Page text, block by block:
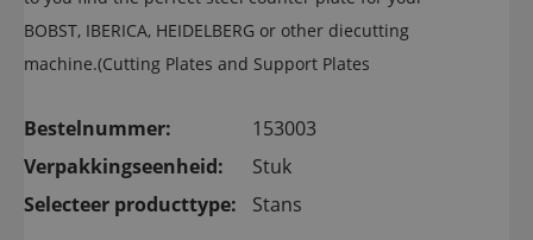
BOBST, IBERICA, HEIDELBERG or other diecutting
machine.(Cutting Plates and Support Plates
Bestelnummer:
153003
Verpakkingseenheid:
Stuk
Selecteer producttype:
Stans